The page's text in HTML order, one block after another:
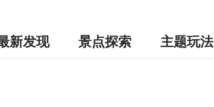
新发现 景点探索 主题玩法